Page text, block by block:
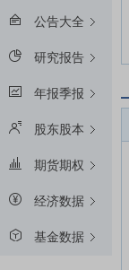
公告大全
研究报告
年报季报
股东股本
期货期权
经济数据
基金数据